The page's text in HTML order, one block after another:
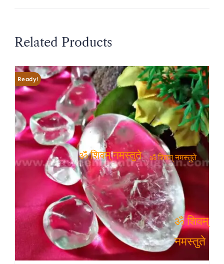
Related Products
Ready!
ॐ शिवम् नमस्तुते
ॐ शिवम् नमस्तुते
ॐ शिवम्
नमस्तुते